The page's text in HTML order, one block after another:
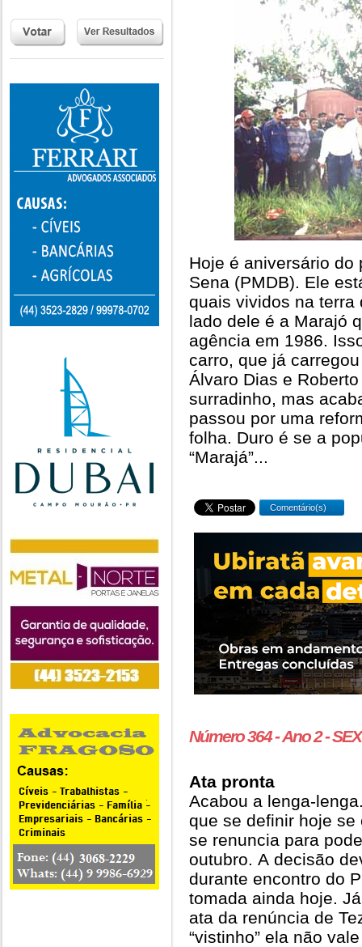
Hoje é aniversário do
Sena (PMDB). Ele
quais vividos na terra
lado dele é a Marajó
agência em 1986.
carro, que já
Álvaro Dias e
surradinho, mas
passou por uma
folha. Duro é se a
“Marajá”...
Comentário(s)
Número 364 - Ano
Ata pronta
Acabou a lenga-
que se definir hoje
se renuncia para
outubro. A decisão
durante encontro do
tomada ainda hoje.
ata da renúncia de
“vistinho” ela não